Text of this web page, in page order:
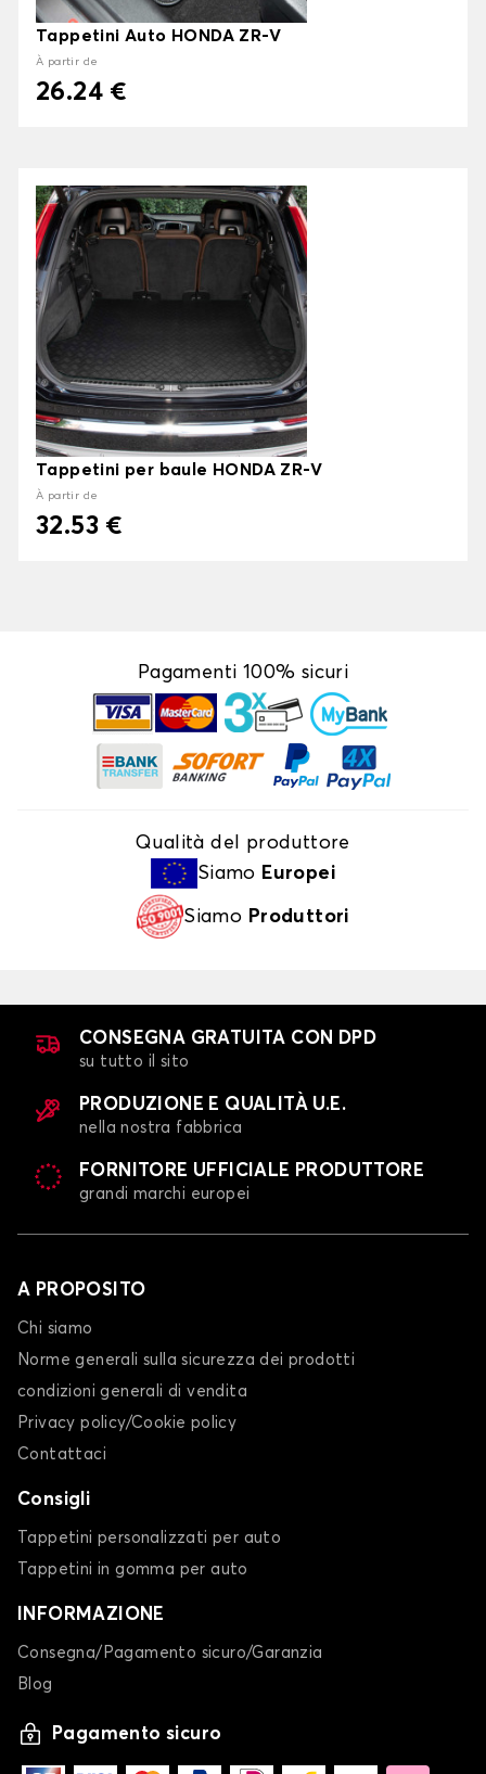
Tappetini Auto HONDA ZR-V
À partir de
26.24 €
Tappetini per baule HONDA ZR-V
À partir de
32.53 €
Pagamenti 100% sicuri
Qualità del produttore
Siamo Europei
Siamo Produttori
CONSEGNA GRATUITA CON DPD
su tutto il sito
PRODUZIONE E QUALITÀ U.E.
nella nostra fabbrica
FORNITORE UFFICIALE PRODUTTORE
grandi marchi europei
A PROPOSITO
Chi siamo
Norme generali sulla sicurezza dei prodotti
condizioni generali di vendita
Privacy policy/Cookie policy
Contattaci
Consigli
Tappetini personalizzati per auto
Tappetini in gomma per auto
INFORMAZIONE
Consegna/Pagamento sicuro/Garanzia
Blog
Pagamento sicuro